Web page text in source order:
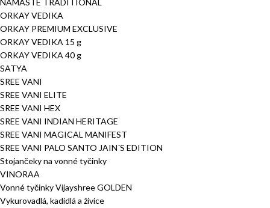
NAMASTE TRADITIONAL
ORKAY VEDIKA
ORKAY PREMIUM EXCLUSIVE
ORKAY VEDIKA 15 g
ORKAY VEDIKA 40 g
SATYA
SREE VANI
SREE VANI ELITE
SREE VANI HEX
SREE VANI INDIAN HERITAGE
SREE VANI MAGICAL MANIFEST
SREE VANI PALO SANTO JAIN´S EDITION
Stojančeky na vonné tyčinky
VINORAA
Vonné tyčinky Vijayshree GOLDEN
Vykurovadlá, kadidlá a živice